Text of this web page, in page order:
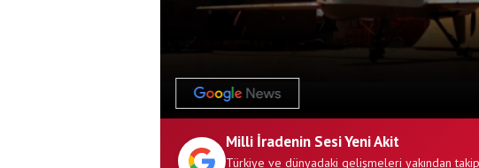
Milli İradenin Sesi Yeni Akit
Türkiye ve dünyadaki gelişmeleri yakından